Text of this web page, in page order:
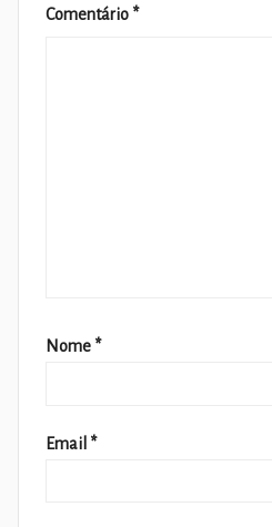
Comentário *
Nome *
Email *